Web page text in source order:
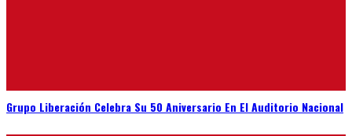
Grupo Liberación Celebra Su 50 Aniversario En El Auditorio Nacional